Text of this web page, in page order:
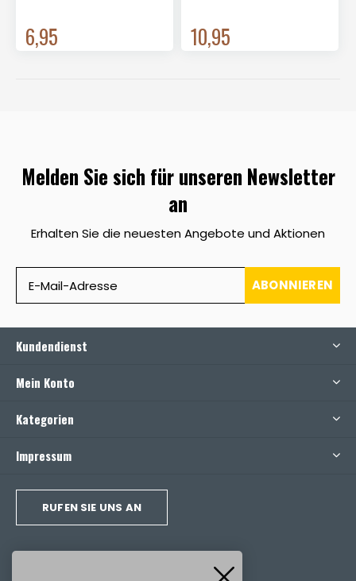
6,95 10,95
Melden Sie sich für unseren Newsletter
an
Erhalten Sie die neuesten Angebote und Aktionen
ABONNIEREN
Kundendienst
Mein Konto
Kategorien
Impressum
RUFEN SIE UNS AN